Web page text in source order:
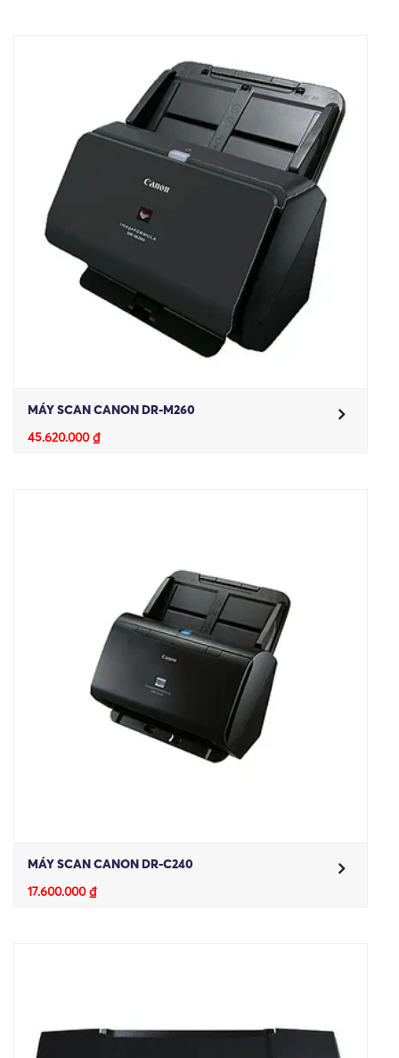
MÁY SCAN CANON DR-M260
45.620.000₫
MÁY SCAN CANON DR-C240
17.600.000₫